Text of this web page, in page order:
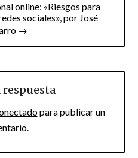
online: «Riesgos para
sociales», por José
→
respuesta
para publicar un